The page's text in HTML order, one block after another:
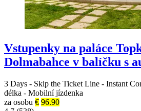
Vstupenky na paláce
Dolmabahce v balíčku s
3 Days - Skip the Ticket Line - Instant
délka - Mobilní jízdenka
za osobu € 96.90